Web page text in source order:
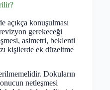
açıkça konuşulması
gerekeceği
asimetri, beklenti
kişilerde ek düzeltme
Dokuların
netleşmesi